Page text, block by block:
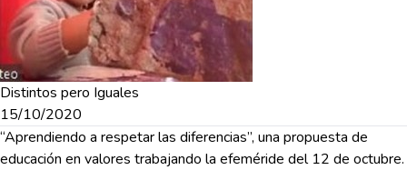
Distintos pero Iguales
15/10/2020
“Aprendiendo a respetar las diferencias”, una propuesta de
educación en valores trabajando la efeméride del 12 de octubre.